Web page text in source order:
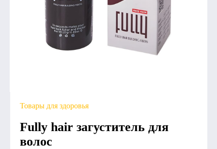
Товары для здоровья
Fully hair загуститель для
волос